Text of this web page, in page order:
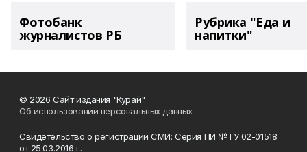
Фотобанк
журналистов РБ
Рубрика "Еда и
напитки"
© 2026 Сайт издания "Курай"
Об использовании персональных данных
Свидетельство о регистрации СМИ: Серия ПИ №ТУ 02-01518
от 25.03.2016 г.